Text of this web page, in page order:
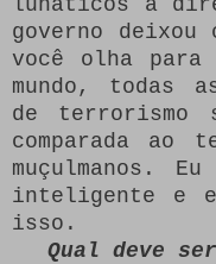
governo
você olha
mundo, todas
de terrorismo
comparada ao
muçulmanos.
Eu
inteligente e
isso.
Qual deve